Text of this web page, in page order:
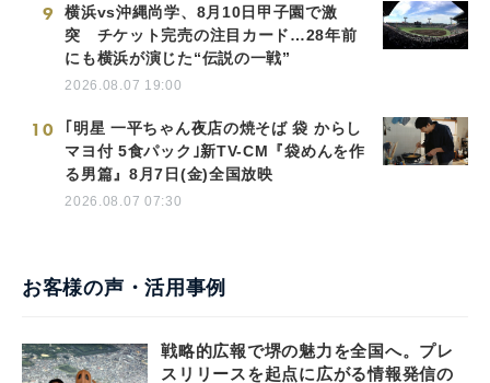
9
横浜vs沖縄尚学、8月10日甲子園で激
突 チケット完売の注目カード…28年前
にも横浜が演じた“伝説の一戦”
2026.08.07 19:00
10
｢明星 一平ちゃん夜店の焼そば 袋 からし
マヨ付 5食パック｣新TV-CM『袋めんを作
る男篇』8月7日(金)全国放映
2026.08.07 07:30
お客様の声・活用事例
戦略的広報で堺の魅力を全国へ。プレ
スリリースを起点に広がる情報発信の